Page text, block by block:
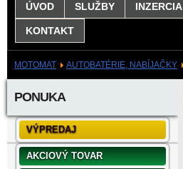
ÚVOD SLUŽBY INZERCIA
KONTAKT
MOTOMAT AUTOBATÉRIE, NABÍJAČKY
PONUKA
VÝPREDAJ
AKCIOVÝ TOVAR